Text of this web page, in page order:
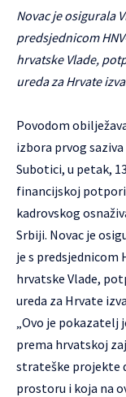
Novac je osigurala
predsjednicom
hrvatske Vlade,
ureda za Hrvate
Povodom
izbora prvog
Subotici, u petak,
financijskoj potpori
kadrovskog
Srbiji. Novac je
je s predsjednicom
hrvatske Vlade,
ureda za Hrvate
„Ovo je pokazatelj
prema hrvatskoj
strateške projekte
prostoru i koja na